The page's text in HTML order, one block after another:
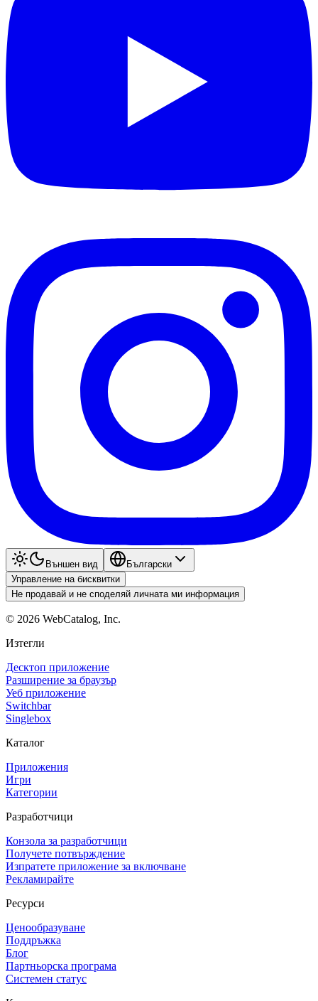
Външен вид
Български
Управление на бисквитки
Не продавай и не споделяй личната ми информация
© 2026 WebCatalog, Inc.
Изтегли
Десктоп приложение
Разширение за браузър
Уеб приложение
Switchbar
Singlebox
Каталог
Приложения
Игри
Категории
Разработчици
Конзола за разработчици
Получете потвърждение
Изпратете приложение за включване
Рекламирайте
Ресурси
Ценообразуване
Поддръжка
Блог
Партньорска програма
Системен статус